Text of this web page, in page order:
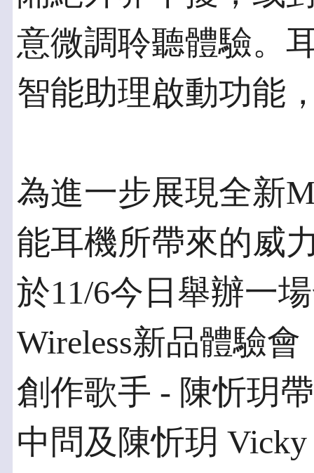
意微調聆聽體驗。
智能助理啟動功能
為進一步展現全新
能耳機所帶來的威
於11/6今日舉辦一
Wireless新品體驗
創作歌手 - 陳忻玥
中問及陳忻玥